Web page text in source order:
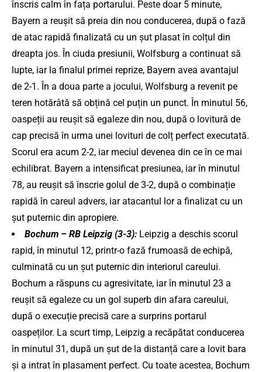
înscris calm în fața portarului. Peste doar 5 minute,
Bayern a reușit să preia din nou conducerea, după o fază
de atac rapidă finalizată cu un șut plasat în colțul din
dreapta jos. În ciuda presiunii, Wolfsburg a continuat să
lupte, iar la finalul primei reprize, Bayern avea avantajul
de 2-1. În a doua parte a jocului, Wolfsburg a revenit pe
teren hotărâtă să obțină cel puțin un punct. În minutul 56,
oaspeții au reușit să egaleze din nou, după o lovitură de
cap precisă în urma unei lovituri de colț perfect executată.
Scorul era acum 2-2, iar meciul devenea din ce în ce mai
echilibrat. Bayern a intensificat presiunea, iar în minutul
78, au reușit să înscrie golul de 3-2, după o combinație
rapidă în careul advers, iar atacantul lor a finalizat cu un
șut puternic din apropiere.
Bochum – RB Leipzig (3-3): Leipzig a deschis scorul
rapid, în minutul 12, printr-o fază frumoasă de echipă,
culminată cu un șut puternic din interiorul careului.
Bochum a răspuns cu agresivitate, iar în minutul 23 a
reușit să egaleze cu un gol superb din afara careului,
după o execuție precisă care a surprins portarul
oaspeților. La scurt timp, Leipzig a recăpătat conducerea
în minutul 31, după un șut de la distanță care a lovit bara
și a intrat în plasament perfect. Cu toate acestea, Bochum